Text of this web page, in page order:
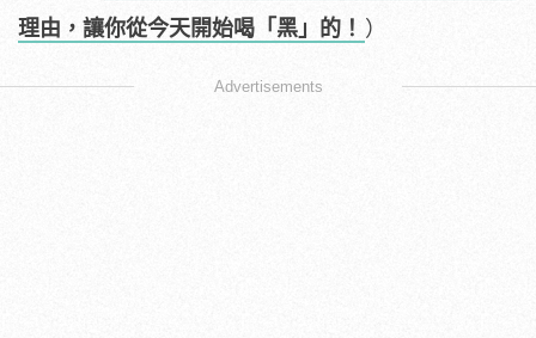
理由，讓你從今天開始喝「黑」的！ ）
Advertisements